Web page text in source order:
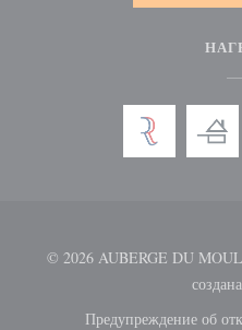
© 2026 AUBERGE DU
создана
Предупреждение об